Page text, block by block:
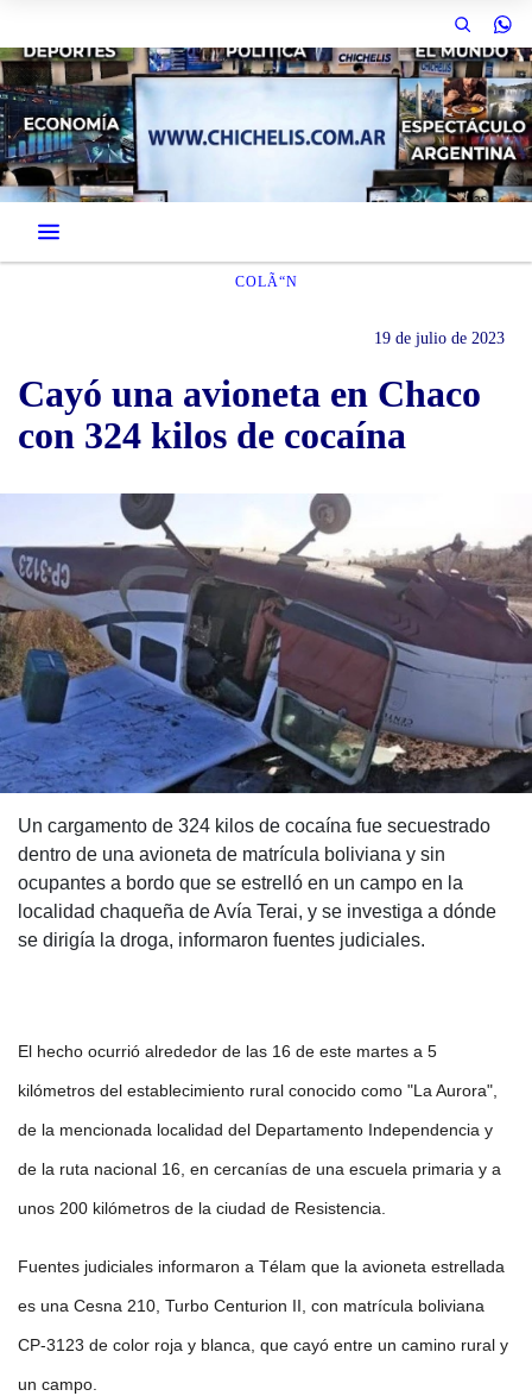
COLÃ“N
19 de julio de 2023
Cayó una avioneta en Chaco
con 324 kilos de cocaína
Un cargamento de 324 kilos de cocaína fue secuestrado
dentro de una avioneta de matrícula boliviana y sin
ocupantes a bordo que se estrelló en un campo en la
localidad chaqueña de Avía Terai, y se investiga a dónde
se dirigía la droga, informaron fuentes judiciales.
El hecho ocurrió alrededor de las 16 de este martes a 5
kilómetros del establecimiento rural conocido como "La Aurora",
de la mencionada localidad del Departamento Independencia y
de la ruta nacional 16, en cercanías de una escuela primaria y a
unos 200 kilómetros de la ciudad de Resistencia.
Fuentes judiciales informaron a Télam que la avioneta estrellada
es una Cesna 210, Turbo Centurion II, con matrícula boliviana
CP-3123 de color roja y blanca, que cayó entre un camino rural y
un campo.